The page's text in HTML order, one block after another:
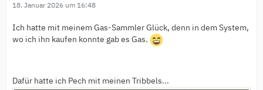
18. Januar 2026 um 16:48
Ich hatte mit meinem Gas-Sammler Glück, denn in dem System,
wo ich ihn kaufen konnte gab es Gas.
Dafür hatte ich Pech mit meinen Tribbels...